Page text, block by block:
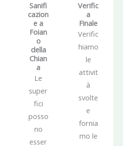
Sanifi
cazion
e a
Foian
o
della
Chian
a
Le
super
fici
posso
no
esser
Verific
a
Finale
Verific
hiamo
le
attivit
à
svolte
e
fornia
mo le